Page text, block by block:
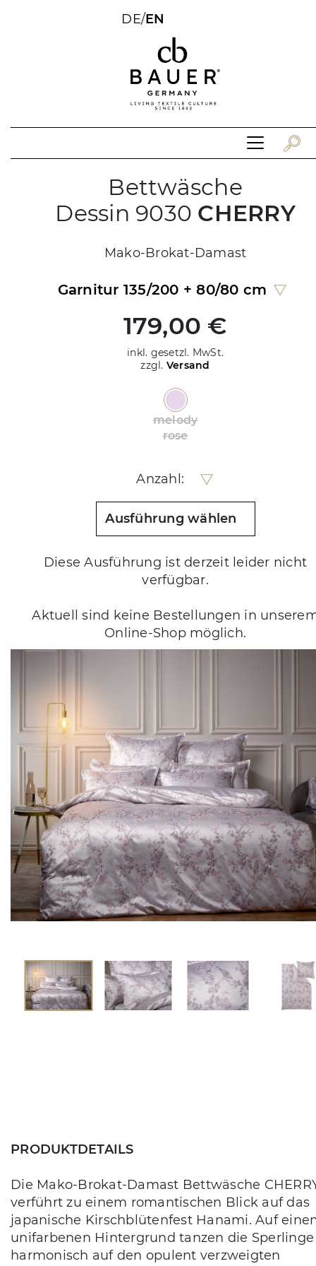
DE/EN
Bettwäsche
Dessin 9030 CHERRY
Mako-Brokat-Damast
Garnitur 135/200 + 80/80 cm
179,00 €
inkl. gesetzl. MwSt.
zzgl. Versand
melody
rose
Anzahl:
Ausführung wählen
Diese Ausführung ist derzeit leider nicht
verfügbar.
Aktuell sind keine Bestellungen in
Online-Shop möglich.
PRODUKTDETAILS
Die Mako-Brokat-Damast Bettwäsche
verführt zu einem romantischen Blick auf das
japanische Kirschblütenfest Hanami. Auf
unifarbenen Hintergrund tanzen die Sperlinge
harmonisch auf den opulent verzweigten